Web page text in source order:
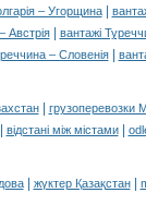
– Угорщина|
Австрія|
вантажі
– Словенія|
|
грузоперевозки
відстані між містами|
| жүктер Қазақстан|